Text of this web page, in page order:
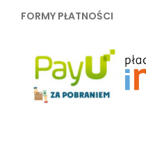
FORMY PŁATNOŚCI